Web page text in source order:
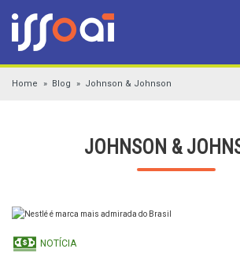
Home Blog Johnson & Johnson
JOHNSON &
NOTÍCIA